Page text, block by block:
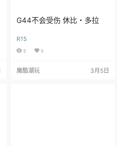
G44不会受伤 休比・多拉
R15
5 0
魔酷潮玩 3月5日